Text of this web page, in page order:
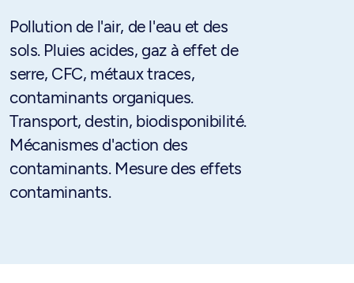
Pollution de l'air, de l'eau et des
sols. Pluies acides, gaz à effet de
serre, CFC, métaux traces,
contaminants organiques.
Transport, destin, biodisponibilité.
Mécanismes d'action des
contaminants. Mesure des effets
contaminants.